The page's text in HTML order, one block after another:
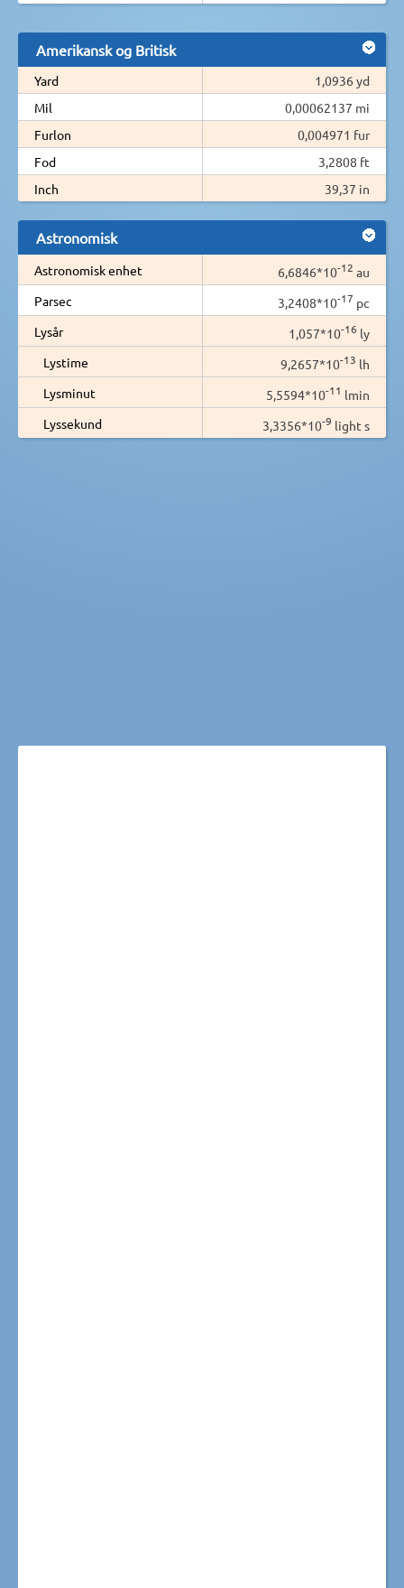
Amerikansk og Britisk
Yard
1,0936 yd
Mil
0,00062137 mi
Furlon
0,004971 fur
Fod
3,2808 ft
Inch
39,37 in
Astronomisk
Astronomisk enhet 6,6846*10-12 au
Parsec
3,2408*10-17 pc
Lysår
1,057*10-16 ly
Lystime
9,2657*10-13 lh
Lysminut
5,5594*10-11 lmin
Lyssekund
3,3356*10-9 light s